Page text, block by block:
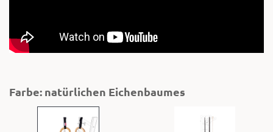
Farbe: natürlichen Eichenbaumes